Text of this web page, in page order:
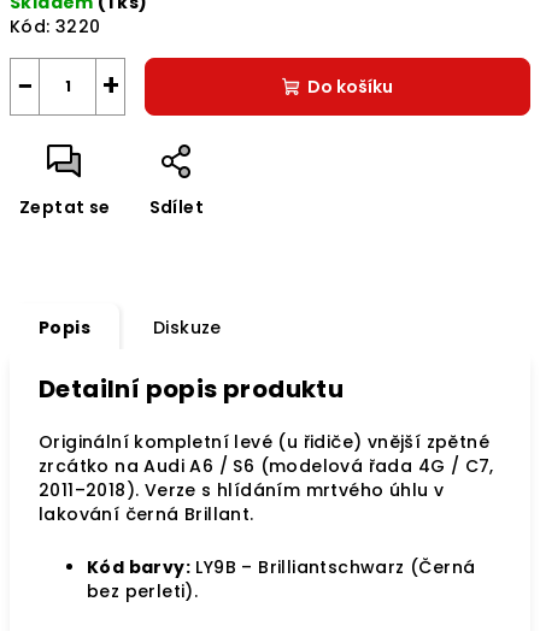
cena:
Kód: 3220
+
− Do košíku
Zeptat se Sdílet
Popis Diskuze
Detailní popis produktu
Originální kompletní levé (u řidiče) vnější zpětné
zrcátko na Audi A6 / S6 (modelová řada 4G / C7,
2011–2018). Verze s hlídáním mrtvého úhlu v
lakování černá Brillant.
Kód barvy: LY9B – Brilliantschwarz (Černá
bez perleti).